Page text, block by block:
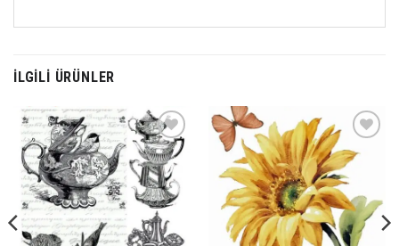
İLGILI ÜRÜNLER
Favorilerime
Ekle
Favorilerime
Ekle